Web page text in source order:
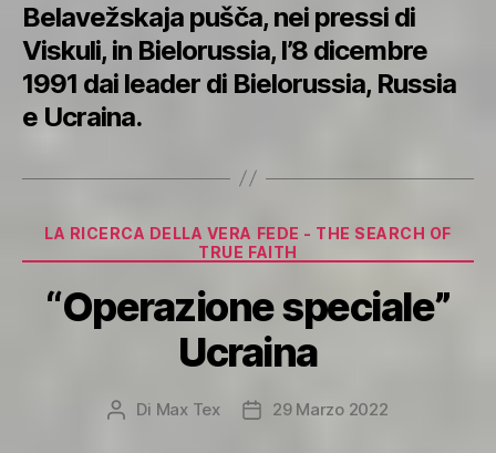
Belavežskaja pušča, nei pressi di
Viskuli, in Bielorussia, l’8 dicembre
1991 dai leader di Bielorussia, Russia
e Ucraina.
Categorie
LA RICERCA DELLA VERA FEDE - THE SEARCH OF
TRUE FAITH
“Operazione speciale”
Ucraina
Autore
Di Max Tex
Data29 Marzo 2022